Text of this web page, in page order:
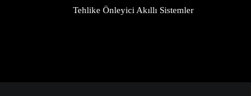
Tehlike Önleyici Akıllı Sistemler